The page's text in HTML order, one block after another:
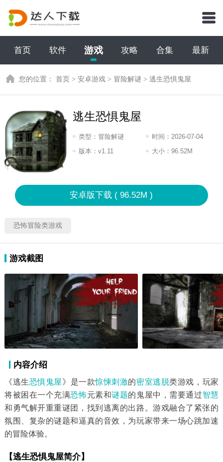
首页 软件 游戏 攻略 合集 最新
您的位置：首页 >安卓游戏 > 冒险解谜 >逃生恐惧鬼屋
逃生恐惧鬼屋
类型： 冒险解谜 时间： 2026-07-04
10:2026
版本：v1.11 大小： 96.52M
安卓版下载 ( 96.52M )
恐怖冒险类游戏
游戏截图
内容介绍
《逃生恐惧鬼屋》是一款惊悚刺激的密室逃脱类游戏，玩家
将被困在一个充满恐怖元素和谜题的鬼屋中，需要通过智慧
和勇气解开重重谜团，找到逃离的出路。游戏融合了紧张的
氛围、复杂的谜题和逼真的音效，为玩家带来一场心跳加速
的冒险体验。
【逃生恐惧鬼屋简介】